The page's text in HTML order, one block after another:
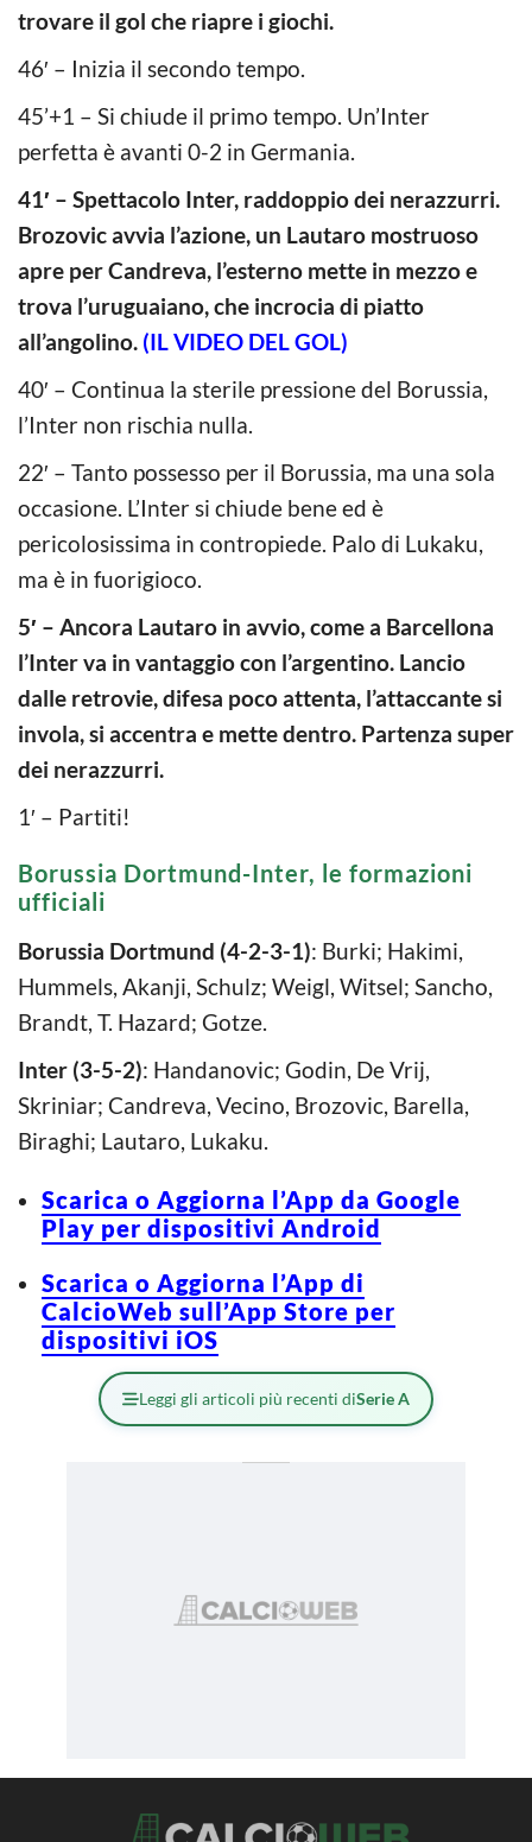
trovare il gol che riapre i giochi.
46′ – Inizia il secondo tempo.
45’+1 – Si chiude il primo tempo. Un’Inter
perfetta è avanti 0-2 in Germania.
41′ – Spettacolo Inter, raddoppio dei nerazzurri.
Brozovic avvia l’azione, un Lautaro mostruoso
apre per Candreva, l’esterno mette in mezzo e
trova l’uruguaiano, che incrocia di piatto
all’angolino. (IL VIDEO DEL GOL)
40′ – Continua la sterile pressione del Borussia,
l’Inter non rischia nulla.
22′ – Tanto possesso per il Borussia, ma una sola
occasione. L’Inter si chiude bene ed è
pericolosissima in contropiede. Palo di Lukaku,
ma è in fuorigioco.
5′ – Ancora Lautaro in avvio, come a Barcellona
l’Inter va in vantaggio con l’argentino. Lancio
dalle retrovie, difesa poco attenta, l’attaccante si
invola, si accentra e mette dentro. Partenza super
dei nerazzurri.
1′ – Partiti!
Borussia Dortmund-Inter, le formazioni
ufficiali
Borussia Dortmund (4-2-3-1): Burki; Hakimi,
Hummels, Akanji, Schulz; Weigl, Witsel; Sancho,
Brandt, T. Hazard; Gotze.
Inter (3-5-2): Handanovic; Godin, De Vrij,
Skriniar; Candreva, Vecino, Brozovic, Barella,
Biraghi; Lautaro, Lukaku.​
Scarica o Aggiorna l’App da Google
Play per dispositivi Android
Scarica o Aggiorna l’App di
CalcioWeb sull’App Store per
dispositivi iOS
Leggi gli articoli più recenti diSerie A